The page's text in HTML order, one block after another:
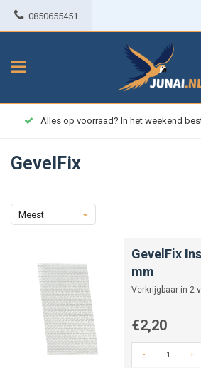
0850655451
Alles op voorraad? In het weekend
GevelFix
Meest
GevelFix
mm
Verkrijgbaar in 2
€2,20
- +